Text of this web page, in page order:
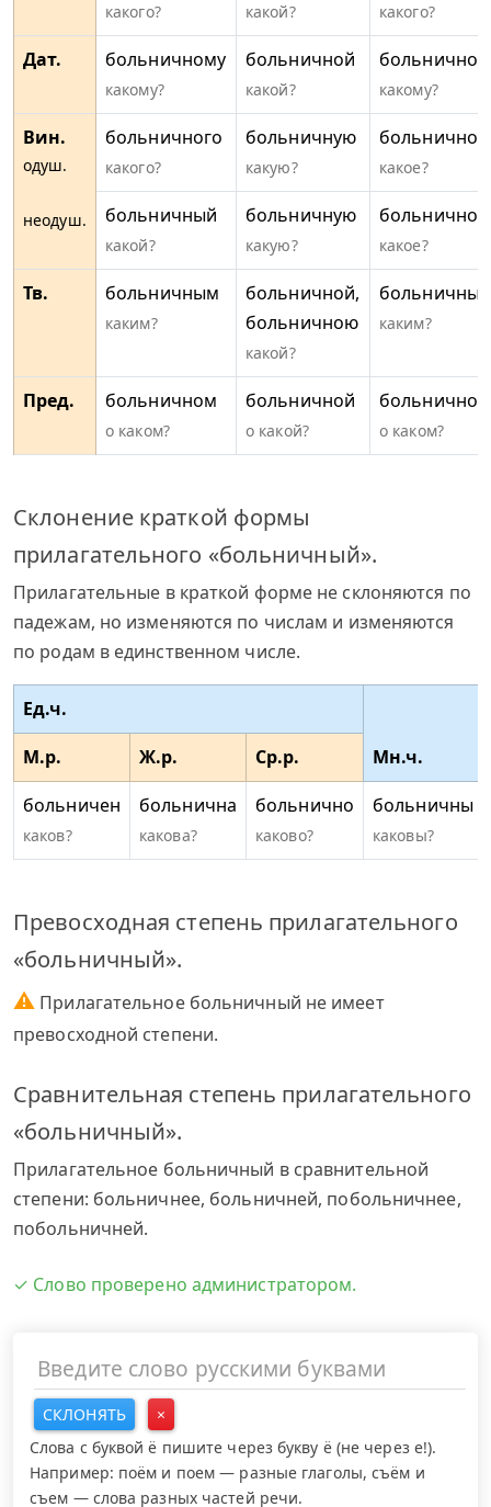
какого? какой? какого?
Дат. больничному
какому?
больничной
какой? какому?
Вин.
одуш.
неодуш.
больничного
какого?
больничную
какую?
больничное
какое?
больничный
какой?
больничную
какую?
больничное
какое?
Тв. больничным
каким?
больничной,
больничною
какой?
каким?
Пред. больничном
о каком?
больничной
о какой?
больничном
о каком?
Склонение краткой формы
прилагательного «больничный».
Прилагательные в краткой форме не склоняются по
падежам, но изменяются по числам и изменяются
по родам в единственном числе.
Ед.ч.
Мн.ч.
М.р. Ж.р.
Ср.р.
больничен
каков?
больнична
какова?
больнично
каково?
больничны
каковы?
Превосходная степень прилагательного
«больничный».
⚠ Прилагательное больничный не имеет
превосходной степени.
Сравнительная степень прилагательного
«больничный».
Прилагательное больничный в сравнительной
степени: больничнее, больничней, побольничнее,
побольничней.
✓ Слово проверено администратором.
СКЛОНЯТЬ
×
Слова с буквой ё пишите через букву ё (не через е!).
Например: поём и поем — разные глаголы, съём и
съем — слова разных частей речи.